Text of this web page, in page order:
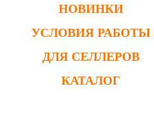
НОВИНКИ
УСЛОВИЯ РАБОТЫ
ДЛЯ СЕЛЛЕРОВ
КАТАЛОГ